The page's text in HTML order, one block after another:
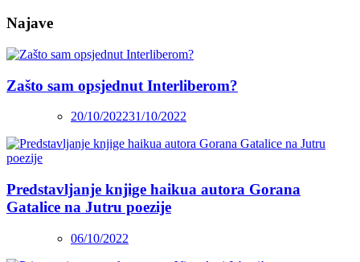
Najave
Zašto sam opsjednut Interliberom?
20/10/202231/10/2022
Predstavljanje knjige haikua autora Gorana
Gatalice na Jutru poezije
06/10/2022